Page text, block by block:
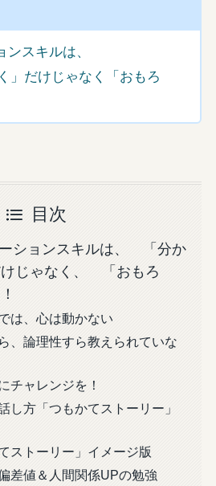
スキルは、
だけじゃなく「おもろ
目次
ションスキルは、 「分か
けじゃなく、 「おもろ
は、心は動かない
、論理性すら教えられていな
チャレンジを！
し方「つもかてストーリー」
ストーリー」イメージ版
差値＆人間関係UPの勉強